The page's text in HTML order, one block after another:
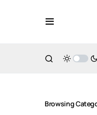
Browsing